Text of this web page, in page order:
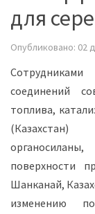
для
Опубликовано: 02
соединений
топлива,
(Казахстан)
поверхности
Шанканай,
изменению